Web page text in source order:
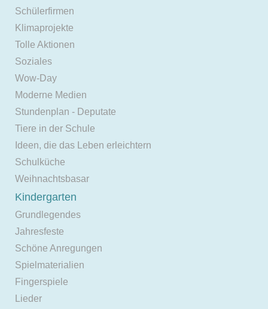
Schülerfirmen
Klimaprojekte
Tolle Aktionen
Soziales
Wow-Day
Moderne Medien
Stundenplan - Deputate
Tiere in der Schule
Ideen, die das Leben erleichtern
Schulküche
Weihnachtsbasar
Kindergarten
Grundlegendes
Jahresfeste
Schöne Anregungen
Spielmaterialien
Fingerspiele
Lieder